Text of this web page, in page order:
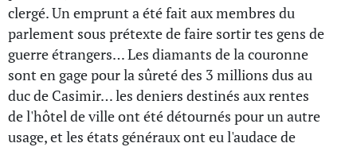
clergé. Un emprunt a été fait aux membres du
parlement sous prétexte de faire sortir tes gens de
guerre étrangers… Les diamants de la couronne
sont en gage pour la sûreté des 3 millions dus au
duc de Casimir… les deniers destinés aux rentes
de l'hôtel de ville ont été détournés pour un autre
usage, et les états généraux ont eu l'audace de